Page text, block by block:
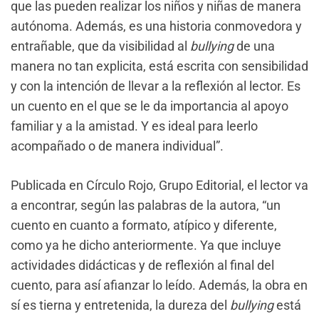
que las pueden realizar los niños y niñas de manera
autónoma. Además, es una historia conmovedora y
entrañable, que da visibilidad al bullyingde una
manera no tan explicita, está escrita con sensibilidad
y con la intención de llevar a la reflexión al lector. Es
un cuento en el que se le da importancia al apoyo
familiar y a la amistad. Y es ideal para leerlo
acompañado o de manera individual”.
Publicada en Círculo Rojo, Grupo Editorial, el lector va
a encontrar, según las palabras de la autora, “un
cuento en cuanto a formato, atípico y diferente,
como ya he dicho anteriormente. Ya que incluye
actividades didácticas y de reflexión al final del
cuento, para así afianzar lo leído. Además, la obra en
sí es tierna y entretenida, la dureza del bullyingestá